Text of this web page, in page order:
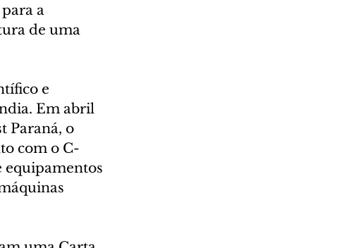
a
de uma
e
Em abril
Paraná, o
com o C-
equipamentos